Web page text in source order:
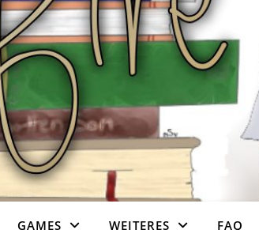
GAMES WEITERES FAQ